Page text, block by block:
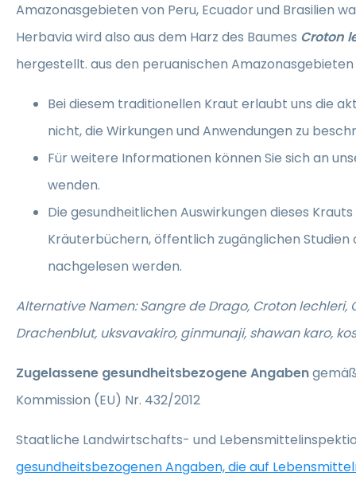
Amazonasgebieten von Peru, Ecuador und Brasilien
Herbavia wird also aus dem Harz des Baumes Croton
hergestellt. aus den peruanischen
Bei diesem traditionellen Kraut erlaubt uns die
nicht, die Wirkungen und Anwendungen zu
Für weitere Informationen können Sie sich an
wenden.
Die gesundheitlichen Auswirkungen dieses
Kräuterbüchern, öffentlich zugänglichen
nachgelesen werden.
Alternative Namen: Sangre de Drago, Croton lechleri,
Drachenblut, uksvavakiro, ginmunaji, shawan karo,
Zugelassene gesundheitsbezogene Angaben
Kommission (EU) Nr. 432/2012
Staatliche Landwirtschafts- und
gesundheitsbezogenen Angaben, die auf